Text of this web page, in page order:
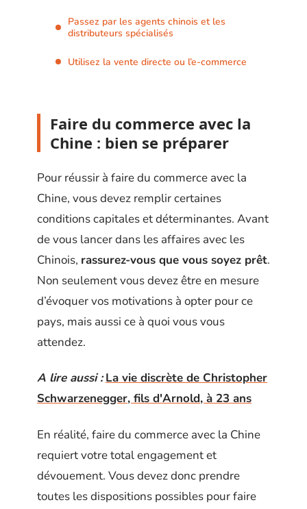
Passez par les agents chinois et les
distributeurs spécialisés
Utilisez la vente directe ou l’e-commerce
Faire du commerce avec la
Chine : bien se préparer
Pour réussir à faire du commerce avec la
Chine, vous devez remplir certaines
conditions capitales et déterminantes. Avant
de vous lancer dans les affaires avec les
Chinois, rassurez-vous que vous soyez prêt.
Non seulement vous devez être en mesure
d’évoquer vos motivations à opter pour ce
pays, mais aussi ce à quoi vous vous
attendez.
A lire aussi : La vie discrète de Christopher
Schwarzenegger, fils d'Arnold, à 23 ans
En réalité, faire du commerce avec la Chine
requiert votre total engagement et
dévouement. Vous devez donc prendre
toutes les dispositions possibles pour faire